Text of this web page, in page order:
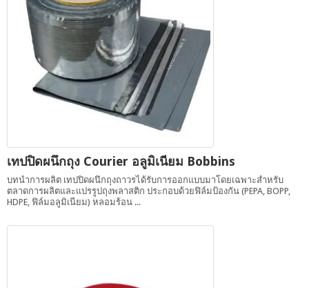
เทปปิดผนึกถุง Courier อลูมิเนียม Bobbins
บทนำการผลิต เทปปิดผนึกถุงถาวรได้รับการออกแบบมาโดยเฉพาะสำหรับ
ตลาดการผลิตและแปรรูปถุงพลาสติก ประกอบด้วยฟิล์มป้องกัน (PEPA, BOPP,
HDPE, ฟิล์มอลูมิเนียม) หลอมร้อน ...